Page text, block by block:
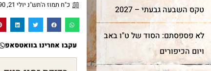
טקס השבעה גבעתי – 2027
לא פספסתם: הסוד של ט"ו באב
ויום הכיפורים
כ"ח תמוז ה'תש"נ יולי 21, 1990
עקבו אחרינו בוואטסאפ